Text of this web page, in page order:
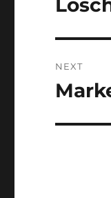
NEXT
Next